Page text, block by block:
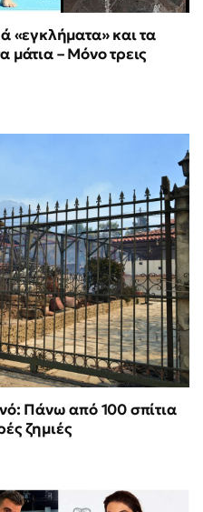
«εγκλήματα» και τα
μάτια – Μόνο τρεις
Πάνω από 100 σπίτια
ζημιές